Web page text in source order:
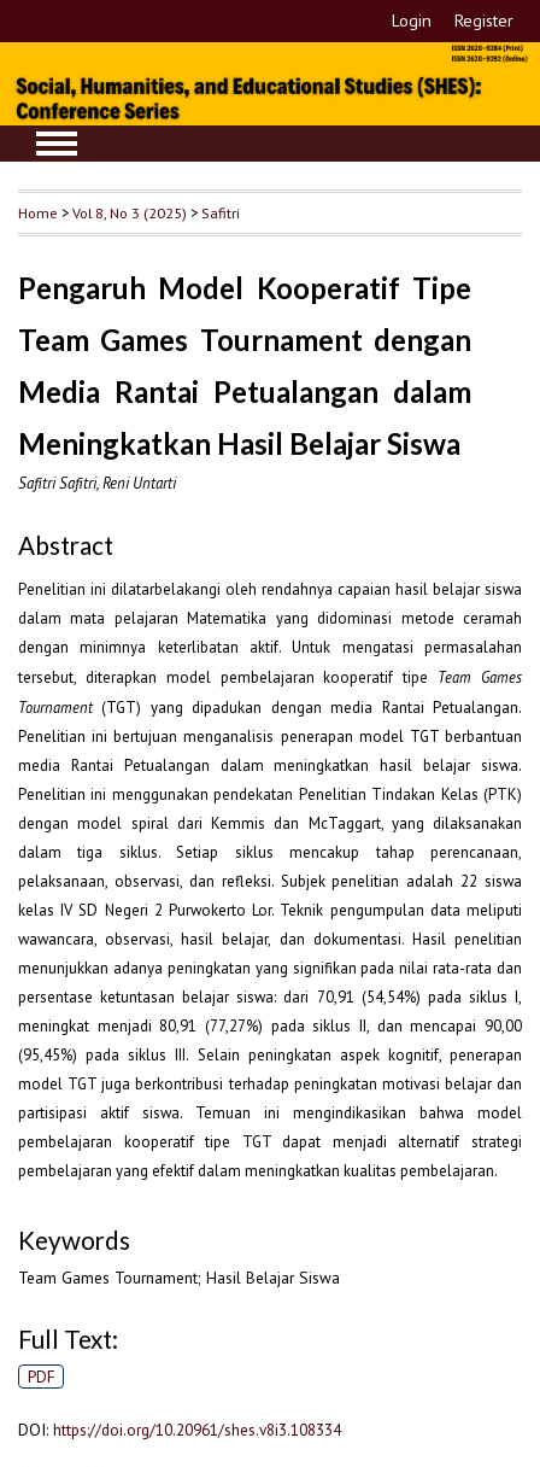
Login Register
Home >Vol 8, No 3 (2025) > Safitri
Pengaruh Model Kooperatif Tipe
Team Games Tournament dengan
Media Rantai Petualangan dalam
Meningkatkan Hasil Belajar Siswa
Safitri Safitri, Reni Untarti
Abstract
Penelitian ini dilatarbelakangi oleh rendahnya capaian hasil belajar siswa
dalam mata pelajaran Matematika yang didominasi metode ceramah
dengan minimnya keterlibatan aktif. Untuk mengatasi permasalahan
tersebut, diterapkan model pembelajaran kooperatif tipe Team Games
Tournament(TGT) yang dipadukan dengan media Rantai Petualangan.
Penelitian ini bertujuan menganalisis penerapan model TGT berbantuan
media Rantai Petualangan dalam meningkatkan hasil belajar siswa.
Penelitian ini menggunakan pendekatan Penelitian Tindakan Kelas (PTK)
dengan model spiral dari Kemmis dan McTaggart, yang dilaksanakan
dalam tiga siklus. Setiap siklus mencakup tahap perencanaan,
pelaksanaan, observasi, dan refleksi. Subjek penelitian adalah 22 siswa
kelas IV SD Negeri 2 Purwokerto Lor. Teknik pengumpulan data meliputi
wawancara, observasi, hasil belajar, dan dokumentasi. Hasil penelitian
menunjukkan adanya peningkatan yang signifikan pada nilai rata-rata dan
persentase ketuntasan belajar siswa: dari 70,91 (54,54%) pada siklus I,
meningkat menjadi 80,91 (77,27%) pada siklus II, dan mencapai 90,00
(95,45%) pada siklus III. Selain peningkatan aspek kognitif, penerapan
model TGT juga berkontribusi terhadap peningkatan motivasi belajar dan
partisipasi aktif siswa. Temuan ini mengindikasikan bahwa model
pembelajaran kooperatif tipe TGT dapat menjadi alternatif strategi
pembelajaran yang efektif dalam meningkatkan kualitas pembelajaran.
Keywords
Team Games Tournament; Hasil Belajar Siswa
Full Text:
PDF
DOI: https://doi.org/10.20961/shes.v8i3.108334